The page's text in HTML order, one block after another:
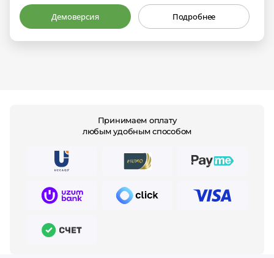
Демоверсия Подробнее
Принимаем оплату
любым удобным способом